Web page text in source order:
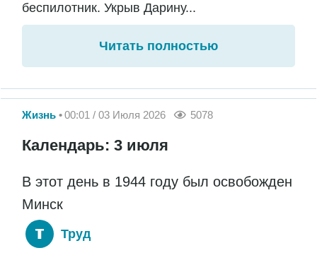
беспилотник. Укрыв Дарину...
Читать полностью
Жизнь 00:01 / 03 Июля 2026 5078
Календарь: 3 июля
В этот день в 1944 году был освобожден
Минск
Труд